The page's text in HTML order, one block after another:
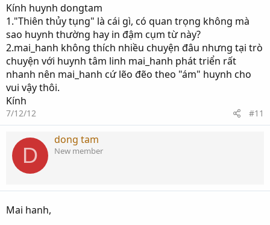
Kính huynh dongtam
1."Thiên thủy tụng" là cái gì, có quan trọng không mà
sao huynh thường hay in đậm cụm từ này?
2.mai_hanh không thích nhiều chuyện đâu nhưng tại trò
chuyện với huynh tâm linh mai_hanh phát triển rất
nhanh nên mai_hanh cứ lẽo đẽo theo "ám" huynh cho
vui vậy thôi.
Kính
7/12/12 #11
D
dong tam
New member
Mai hanh,